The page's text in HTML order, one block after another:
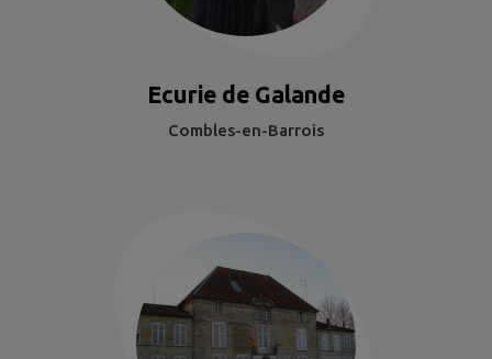
Ecurie de Galande
Combles-en-Barrois